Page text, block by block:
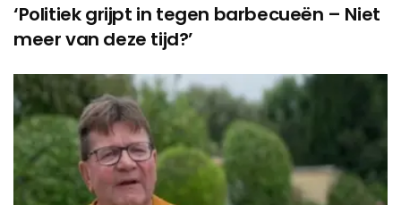
‘Politiek grijpt in tegen barbecueën – Niet
meer van deze tijd?’